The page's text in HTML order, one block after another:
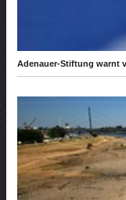
Adenauer-Stiftung warnt